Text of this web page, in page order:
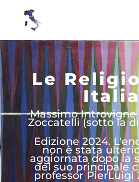
Le
Italia
Massimo Introvigne
Zoccatelli (sotto la
Edizione 2024.
non è stata
aggiornata dopo la
del suo principale
professor PierLuigi